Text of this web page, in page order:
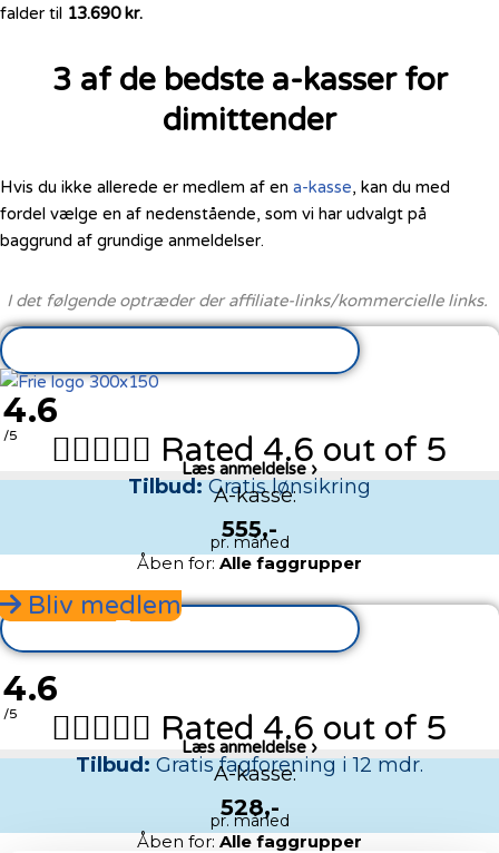
falder til 13.690 kr.
3 af de bedste a-kasser for
dimittender
Hvis du ikke allerede er medlem af en a-kasse, kan du med
fordel vælge en af nedenstående, som vi har udvalgt på
baggrund af grundige anmeldelser.
I det følgende optræder der affiliate-links/kommercielle links.
4.6
/5  Rated 4.6 out of 5
Læs anmeldelse ›
Tilbud:Gratis lønsikring
A-kasse:
555,-
pr. måned
Åben for: Alle faggrupper
Bliv medlem
Testvinder
4.6
/5  Rated 4.6 out of 5
Læs anmeldelse ›
Tilbud:Gratis fagforening i 12 mdr.
A-kasse:
528,-
pr. måned
Åben for: Alle faggrupper